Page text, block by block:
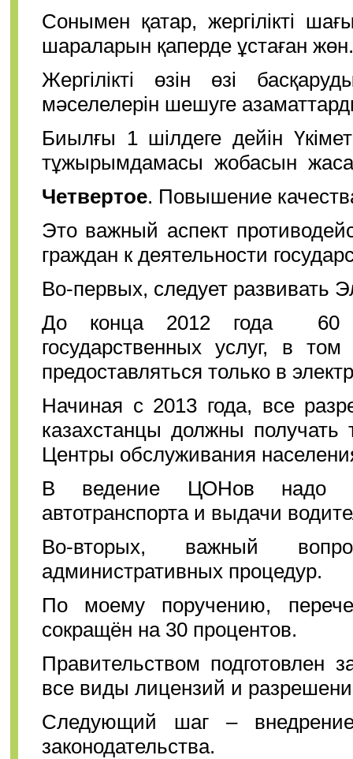
Сонымен қатар, жергілікті
шараларын қаперде ұстаған жөн.
Жергілікті өзін өзі
мәселелерін шешуге
Биылғы 1 шілдеге дейін
тұжырымдамасы жобасын жасап
Четвертое. Повышение
Это важный аспект
граждан к деятельности
Во-первых, следует развивать
До конца 2012 года 60
государственных услуг, в
предоставляться только в
Начиная с 2013 года, все
казахстанцы должны
Центры обслуживания
В ведение ЦОНов надо
автотранспорта и выдачи
Во-вторых, важный
административных процедур.
По моему поручению,
сокращён на 30 процентов.
Правительством подготовлен
все виды лицензий и
Следующий шаг –
законодательства.